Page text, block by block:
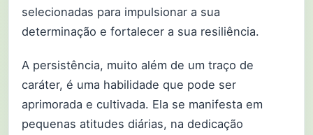
selecionadas para impulsionar a sua
determinação e fortalecer a sua resiliência.
A persistência, muito além de um traço de
caráter, é uma habilidade que pode ser
aprimorada e cultivada. Ela se manifesta em
pequenas atitudes diárias, na dedicação